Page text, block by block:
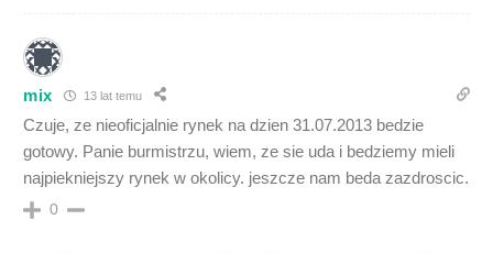
mix 13 lat temu
Czuje, ze nieoficjalnie rynek na dzien 31.07.2013 bedzie
gotowy. Panie burmistrzu, wiem, ze sie uda i bedziemy mieli
najpiekniejszy rynek w okolicy. jeszcze nam beda zazdroscic.
0